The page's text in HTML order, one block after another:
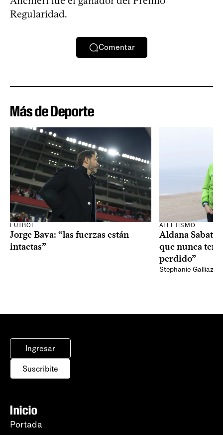
Regularidad.
Comentar
Más de Deporte
FÚTBOL
Jorge Bava: “las fuerzas están
intactas”
ATLETISMO
Aldana
que nunca
perdido”
Stephanie Galliazzi
Ingresar
Suscribite
Inicio
Portada